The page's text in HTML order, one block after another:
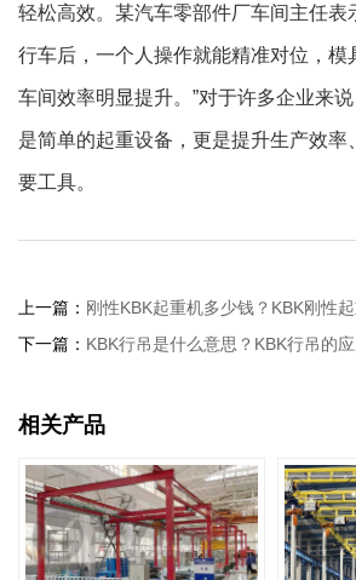
轻松高效。某汽车零部件厂车间主任表
行车后，一个人操作就能精准对位，模
车间效率明显提升。”对于许多企业来
是简单的起重设备，更是提升生产效率
要工具。
上一篇： 刚性KBK起重机多少钱？KBK刚性
下一篇： KBK行吊是什么意思？KBK行吊的
相关产品